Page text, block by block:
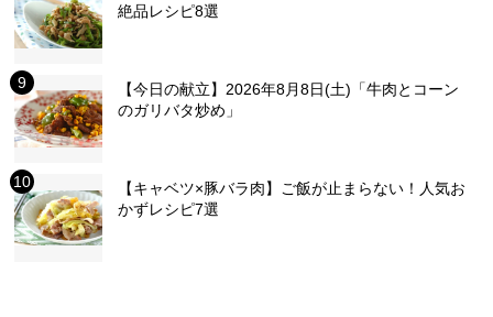
絶品レシピ8選
【今日の献立】2026年8月8日(土)「牛肉とコーン
のガリバタ炒め」
【キャベツ×豚バラ肉】ご飯が止まらない！人気お
かずレシピ7選